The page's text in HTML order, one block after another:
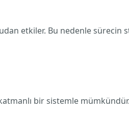
etkiler. Bu nedenle sürecin
bir sistemle mümkündür.